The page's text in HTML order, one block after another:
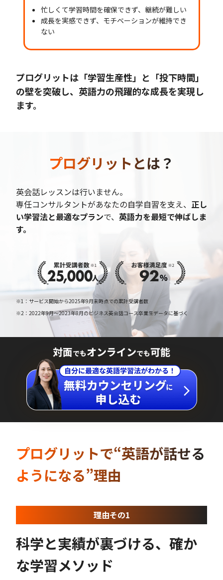
忙しくて学習時間を確保できず、継続が難しい
成長を実感できず、モチベーションが維持でき
ない
プログリットは「学習生産性」と「投下時間」
の壁を突破し、英語力の飛躍的な成長を実現し
ます。
プログリットとは？
英会話レッスンは行いません。
専任コンサルタントがあなたの自学自習を支え、 正し
い学習法と最適なプランで、 英語力を最短で伸ばしま
す。
※1：サービス開始から2025年9月末時点での累計受講者数
※2：2022年9月～2023年8月のビジネス英会話コース卒業生データに基づく
対面でもオンラインでも可能
プログリットで“英語が話せる
ようになる”理由
理由その1
科学と実績が裏づける、確か
な学習メソッド